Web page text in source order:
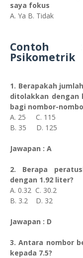
saya fokus
A. Ya B. Tidak
Contoh
Psikometrik
1. Berapakah
ditolakkan dengan
bagi nombor-
A. 25 C. 115
B. 35 D. 125
Jawapan : A
2. Berapa
dengan 1.92 liter?
A. 0.32 C. 30.2
B. 3.2 D. 32
Jawapan : D
3. Antara nombor
kepada 7.5?